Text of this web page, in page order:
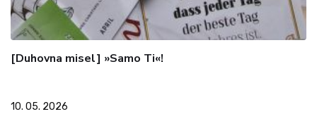
[Duhovna misel] »Samo Ti«!
10. 05. 2026